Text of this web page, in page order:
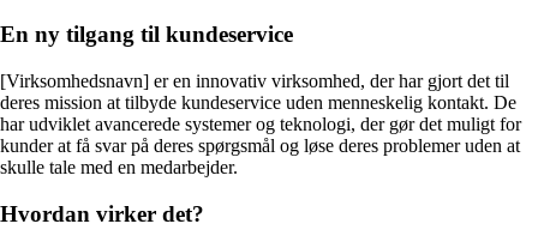
En ny tilgang til kundeservice
[Virksomhedsnavn] er en innovativ virksomhed, der har gjort det til
deres mission at tilbyde kundeservice uden menneskelig kontakt. De
har udviklet avancerede systemer og teknologi, der gør det muligt for
kunder at få svar på deres spørgsmål og løse deres problemer uden at
skulle tale med en medarbejder.
Hvordan virker det?